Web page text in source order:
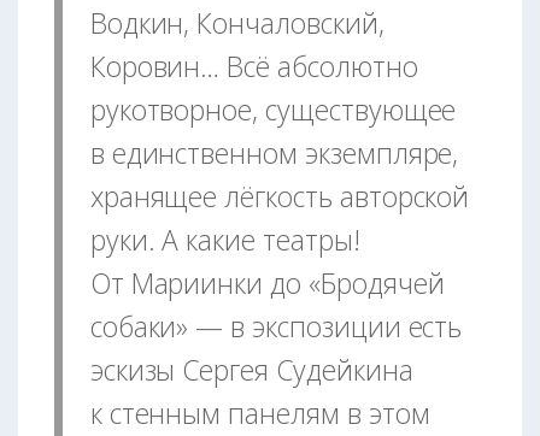
Водкин, Кончаловский,
Коровин… Всё абсолютно
рукотворное, существующее
в единственном экземпляре,
хранящее лёгкость авторской
руки. А какие театры!
От Мариинки до «Бродячей
собаки» — в экспозиции есть
эскизы Сергея Судейкина
к стенным панелям в этом